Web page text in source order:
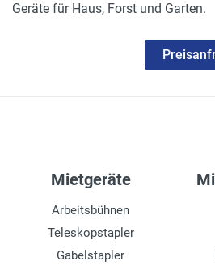
Geräte für Haus, Forst und Garten.
Mietgeräte
Arbeitsbühnen
Teleskopstapler
Gabelstapler